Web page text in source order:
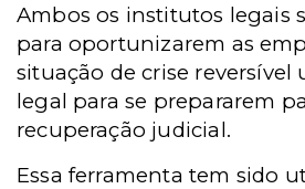
Ambos os institutos legais
para oportunizarem as
situação de crise reversível
legal para se prepararem
recuperação judicial.
Essa ferramenta tem sido